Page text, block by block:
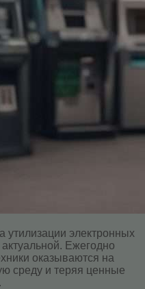
электронных
Ежегодно
оказываются на
среду и теряя ценные